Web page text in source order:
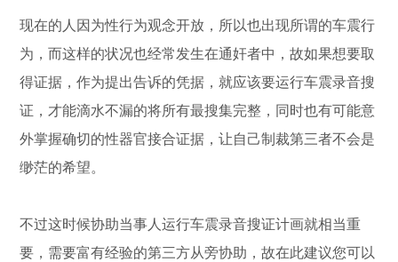
现在的人因为性行为观念开放，所以也出现所谓的车震行
为，而这样的状况也经常发生在通奸者中，故如果想要取
得证据，作为提出告诉的凭据，就应该要运行车震录音搜
证，才能滴水不漏的将所有最搜集完整，同时也有可能意
外掌握确切的性器官接合证据，让自己制裁第三者不会是
缈茫的希望。
不过这时候协助当事人运行车震录音搜证计画就相当重
要，需要富有经验的第三方从旁协助，故在此建议您可以